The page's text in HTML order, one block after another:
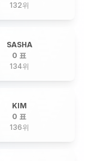
132위
SASHA
0 표
134위
KIM
0 표
136위